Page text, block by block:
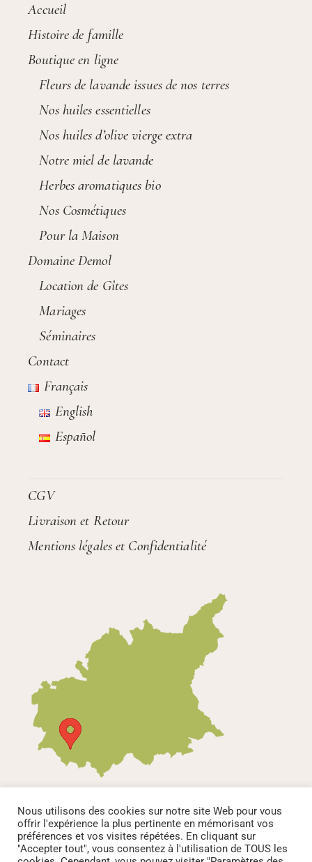
Accueil
Histoire de famille
Boutique en ligne
Fleurs de lavande issues de nos terres
Nos huiles essentielles
Nos huiles d’olive vierge extra
Notre miel de lavande
Herbes aromatiques bio
Nos Cosmétiques
Pour la Maison
Domaine Demol
Location de Gîtes
Mariages
Séminaires
Contact
Français
English
Español
CGV
Livraison et Retour
Mentions légales et Confidentialité
Nous utilisons des cookies sur notre site Web pour vous
offrir l'expérience la plus pertinente en mémorisant vos
préférences et vos visites répétées. En cliquant sur
"Accepter tout", vous consentez à l'utilisation de TOUS les